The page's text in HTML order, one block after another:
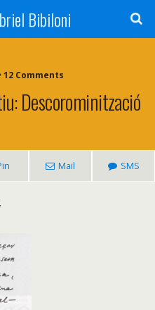
Bibiloni
12 Comments
Descorominització
Mail SMS